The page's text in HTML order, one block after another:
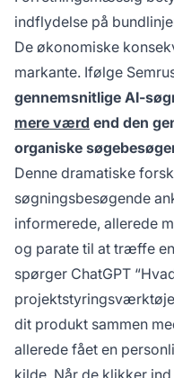
indflydelse på
De økonomiske
markante. Ifølge
gennemsnitlige AI-
mere værd end den
organiske
Denne dramatiske
søgningsbesøgende
informerede, allerede
og parate til at træffe
spørger ChatGPT
dit produkt sammen
allerede fået en